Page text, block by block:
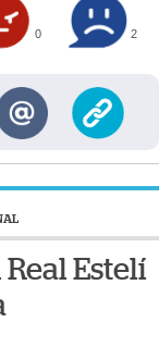
0 2
Estelí